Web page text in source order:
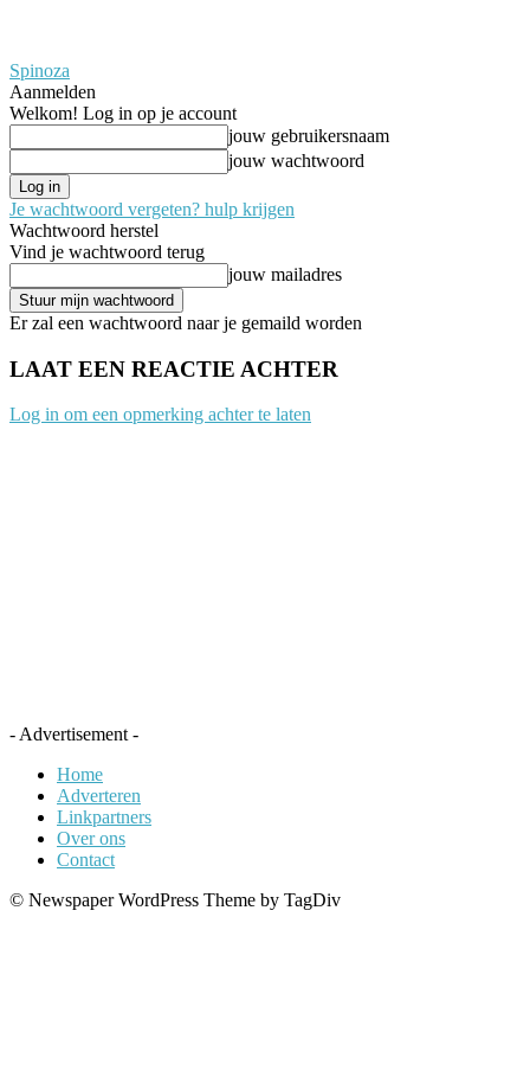
Spinoza
Aanmelden
Welkom! Log in op je account
jouw gebruikersnaam
jouw wachtwoord
Je wachtwoord vergeten? hulp krijgen
Wachtwoord herstel
Vind je wachtwoord terug
jouw mailadres
Er zal een wachtwoord naar je gemaild worden
LAAT EEN REACTIE ACHTER
Log in om een opmerking achter te laten
- Advertisement -
Home
Adverteren
Linkpartners
Over ons
Contact
© Newspaper WordPress Theme by TagDiv